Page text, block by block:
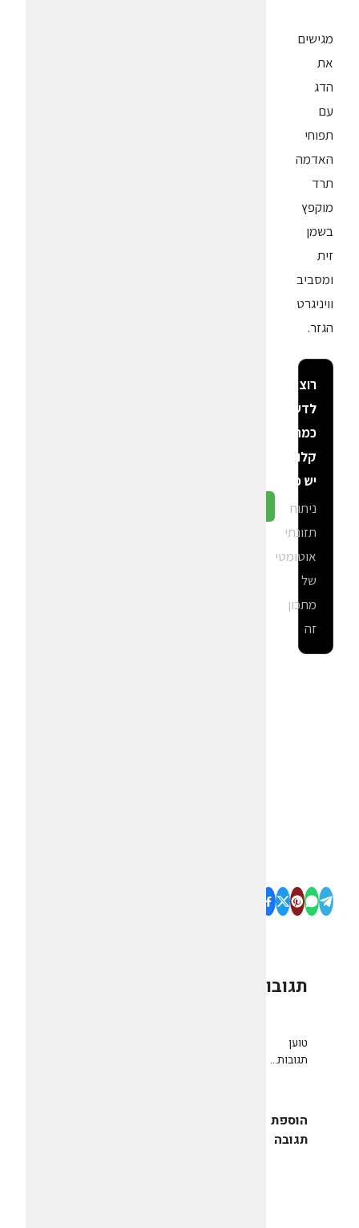
מגישים
את
הדג
עם
תפוחי
האדמה
תרד
מוקפץ
בשמן
זית
ומסביב
וויניגרט
הגזר.
רוצה
לדעת
כמה
קלוריות
יש פה?
ניתוח
תזונתי
אוטומטי
של
מתכון
זה
תגובות
טוען
תגובות...
הוספת
תגובה